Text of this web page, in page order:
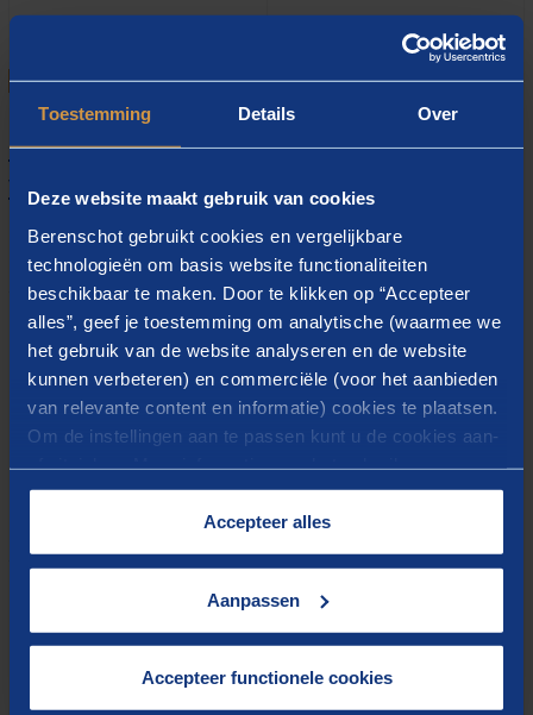
Toestemming Details Over
Deze website maakt gebruik van cookies
Berenschot gebruikt cookies en vergelijkbare
technologieën om basis website functionaliteiten
beschikbaar te maken. Door te klikken op “Accepteer
alles”, geef je toestemming om analytische (waarmee we
het gebruik van de website analyseren en de website
kunnen verbeteren) en commerciële (voor het aanbieden
van relevante content en informatie) cookies te plaatsen.
Om de instellingen aan te passen kunt u de cookies aan-
cookies op onze website treft u in onze
Accepteer alles
Aanpassen
Accepteer functionele cookies
Dashboard vanuit
werkstroomfilosofie
Op basis van de werkstroomfilosofie hebben wij samen
met de klant hetdashboardontworpen en direct de
werkstroom gevisualiseerd, waarbij de werkprocessen
op de vloer en de klant centraal staan.
Hierbij hebben we nagedacht over vragen als: welke
informatie wil een medewerker van de afdeling in de
werkstroom kunnen zien zodra hij een verkooporder
gaat factureren? Logischerwijs gaat dit om informatie
omtrent het verkooporder en de offerte. Een andere
specifieke vraag was: op welke manier kan de
teamleider direct monitoren waar eventuele